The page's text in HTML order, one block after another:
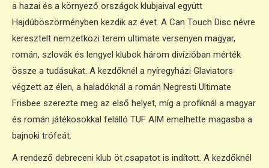
a hazai és a környező országok klubjaival együtt
Hajdúböszörményben kezdik az évet. A Can Touch Disc névre
keresztelt nemzetközi terem ultimate versenyen magyar,
román, szlovák és lengyel klubok három divízióban mérték
össze a tudásukat. A kezdőknél a nyíregyházi Glaviators
végzett az élen, a haladóknál a román Negresti Ultimate
Frisbee szerezte meg az első helyet, míg a profiknál a magyar
és román játékosokkal felálló TUF AIM emelhette magasba a
bajnoki trófeát.
A rendező debreceni klub öt csapatot is indított. A kezdőknél